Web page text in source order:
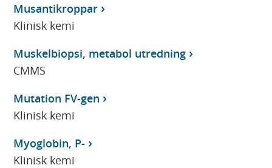
Musantikroppar
Klinisk kemi
Muskelbiopsi, metabol utredning
CMMS
Mutation FV-gen
Klinisk kemi
Myoglobin, P-
Klinisk kemi